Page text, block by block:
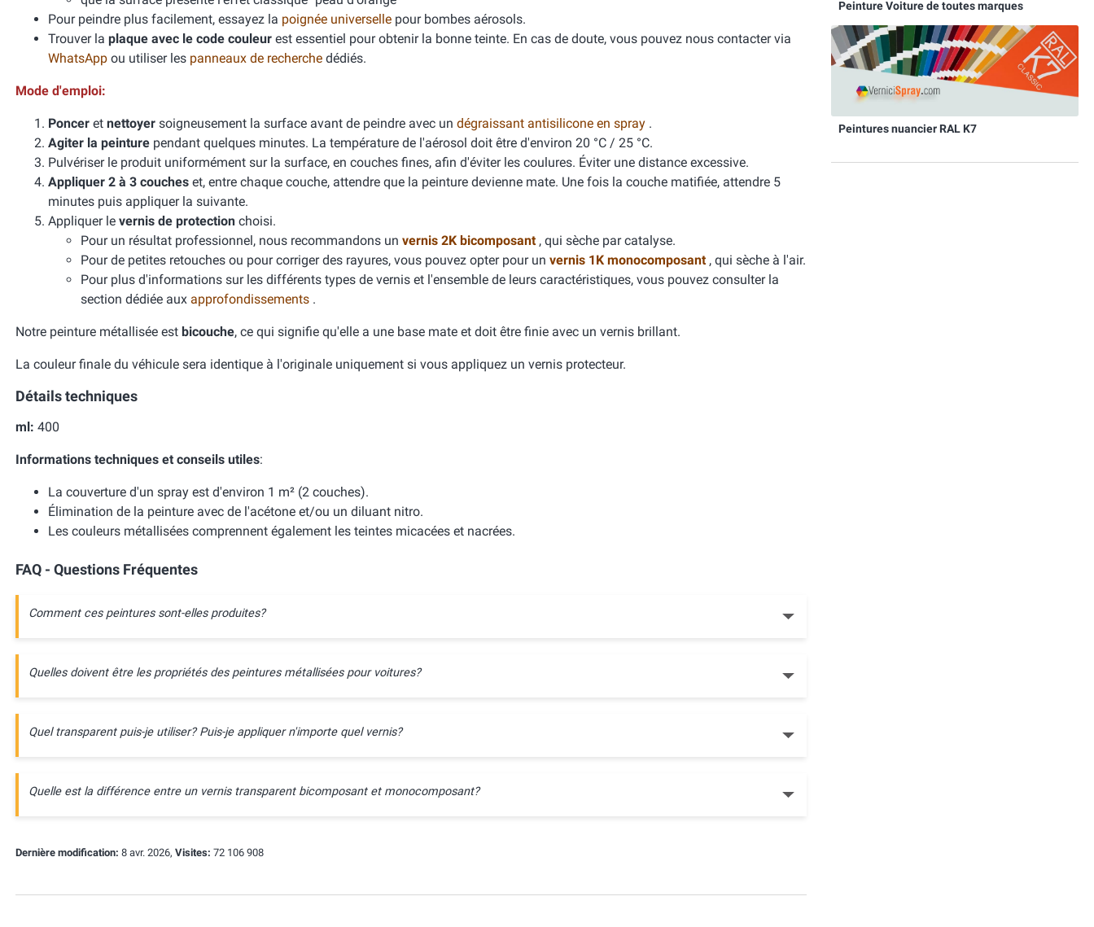
Pour peindre plus facilement, essayez la poignée universelle pour bombes aérosols.
Trouver la plaque avec le code couleur est essentiel pour obtenir la bonne teinte. En cas de doute, vous pouvez nous contacter via
WhatsApp ou utiliser les panneaux de recherche dédiés.
Mode d'emploi:
Poncer et nettoyer soigneusement la surface avant de peindre avec un dégraissant antisilicone en spray .
Agiter la peinture pendant quelques minutes. La température de l'aérosol doit être d'environ 20 °C / 25 °C.
Pulvériser le produit uniformément sur la surface, en couches fines, afin d'éviter les coulures. Éviter une distance excessive.
Appliquer 2 à 3 couches et, entre chaque couche, attendre que la peinture devienne mate. Une fois la couche matifiée, attendre 5
minutes puis appliquer la suivante.
Appliquer le vernis de protection choisi.
Pour un résultat professionnel, nous recommandons un vernis 2K bicomposant , qui sèche par catalyse.
Pour de petites retouches ou pour corriger des rayures, vous pouvez opter pour un vernis 1K monocomposant , qui sèche à l'air.
Pour plus d'informations sur les différents types de vernis et l'ensemble de leurs caractéristiques, vous pouvez consulter la
section dédiée aux approfondissements .
Notre peinture métallisée est bicouche, ce qui signifie qu'elle a une base mate et doit être finie avec un vernis brillant.
La couleur finale du véhicule sera identique à l'originale uniquement si vous appliquez un vernis protecteur.
Détails techniques
ml: 400
Informations techniques et conseils utiles:
La couverture d'un spray est d'environ 1 m² (2 couches).
Élimination de la peinture avec de l'acétone et/ou un diluant nitro.
Les couleurs métallisées comprennent également les teintes micacées et nacrées.
FAQ - Questions Fréquentes
Comment ces peintures sont-elles produites?
Quelles doivent être les propriétés des peintures métallisées pour voitures?
Quel transparent puis-je utiliser? Puis-je appliquer n'importe quel vernis?
Quelle est la différence entre un vernis transparent bicomposant et monocomposant?
Dernière modification: 8 avr. 2026, Visites: 72 106 908
Peinture Voiture de toutes marques
Peintures nuancier RAL K7